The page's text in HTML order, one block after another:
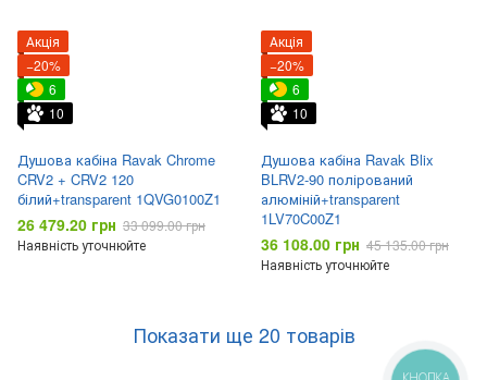
Акція
−20%
6
10
Душова кабіна Ravak Chrome
CRV2 + CRV2 120
білий+transparent 1QVG0100Z1
26 479.20 грн 33 099.00 грн
Наявність уточнюйте
Акція
−20%
6
10
Душова кабіна Ravak Blix
BLRV2-90 полірований
алюміній+transparent
1LV70C00Z1
36 108.00 грн 45 135.00 грн
Наявність уточнюйте
Показати ще 20 товарів